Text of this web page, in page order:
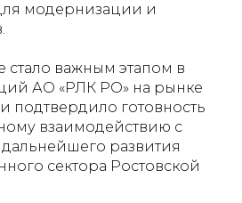
модернизации и
стало важным этапом в
АО «РЛК РО» на рынке
подтвердило готовность
взаимодействию с
развития
сектора Ростовской